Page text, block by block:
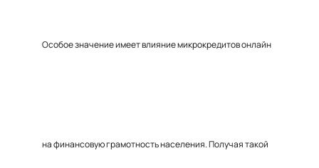
Особое значение имеет влияние микрокредитов онлайн
на финансовую грамотность населения. Получая такой